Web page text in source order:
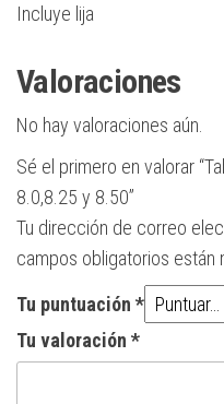
Incluye lija
Valoraciones
No hay valoraciones aún.
Sé el primero en valorar
8.0,8.25 y 8.50”
Tu dirección de correo
campos obligatorios están
Tu puntuación *
Tu valoración *